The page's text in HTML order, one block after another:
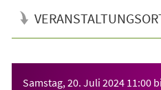
Samstag, 20. Juli 2024 11:00